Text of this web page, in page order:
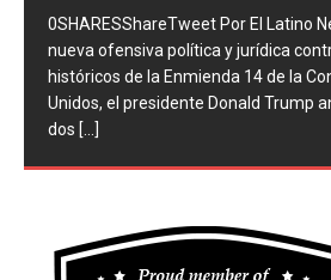
0SHARESShareTweet ​Por El Latino
nueva ofensiva política y jurídica
históricos de la Enmienda 14 de la
Unidos, el presidente Donald Trump
[...]